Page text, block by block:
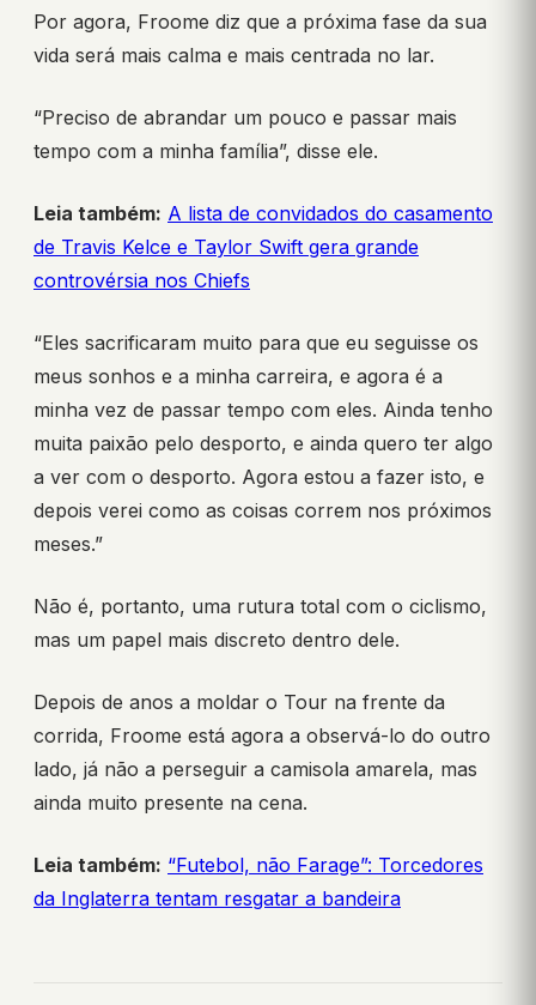
Por agora, Froome diz que a próxima fase da sua
vida será mais calma e mais centrada no lar.
“Preciso de abrandar um pouco e passar mais
tempo com a minha família”, disse ele.
Leia também: A lista de convidados do casamento
de Travis Kelce e Taylor Swift gera grande
controvérsia nos Chiefs
“Eles sacrificaram muito para que eu seguisse os
meus sonhos e a minha carreira, e agora é a
minha vez de passar tempo com eles. Ainda tenho
muita paixão pelo desporto, e ainda quero ter algo
a ver com o desporto. Agora estou a fazer isto, e
depois verei como as coisas correm nos próximos
meses.”
Não é, portanto, uma rutura total com o ciclismo,
mas um papel mais discreto dentro dele.
Depois de anos a moldar o Tour na frente da
corrida, Froome está agora a observá-lo do outro
lado, já não a perseguir a camisola amarela, mas
ainda muito presente na cena.
Leia também: “Futebol, não Farage”: Torcedores
da Inglaterra tentam resgatar a bandeira